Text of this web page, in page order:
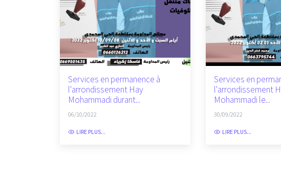
Services en permanence à
l'arrondissement Hay
Mohammadi durant...
06/10/2022
LIRE PLUS...
Services en
l'arrondissement
Mohammadi le...
30/09/2022
LIRE PLUS...